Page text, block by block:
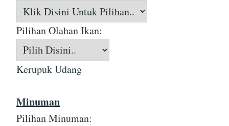
Pilihan Olahan Ikan:
Kerupuk Udang
Minuman
Pilihan Minuman: